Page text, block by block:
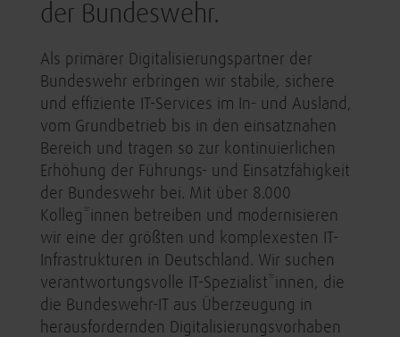
der Bundeswehr.
Als primärer Digitalisierungspartner der
Bundeswehr erbringen wir stabile, sichere
und effiziente IT-Services im In- und Ausland,
vom Grundbetrieb bis in den einsatznahen
Bereich und tragen so zur kontinuierlichen
Erhöhung der Führungs- und Einsatzfähigkeit
der Bundeswehr bei. Mit über 8.000
Kolleg*innen betreiben und modernisieren
wir eine der größten und komplexesten IT-
Infrastrukturen in Deutschland. Wir suchen
verantwortungsvolle IT-Spezialist*innen, die
die Bundeswehr-IT aus Überzeugung in
herausfordernden Digitalisierungsvorhaben